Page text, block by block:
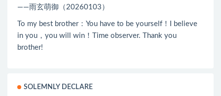
——雨玄萌御（20260103）
To my best brother：You have to be yourself！I believe
in you，you will win！Time observer. Thank you
brother!
SOLEMNLY DECLARE